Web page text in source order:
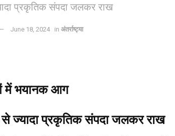
प्रकृतिक संपदा जलकर राख
June 18, 2024 in अंतर्राष्ट्या
में भयानक आग
ज्यादा प्रकृतिक संपदा जलकर राख